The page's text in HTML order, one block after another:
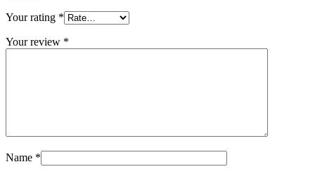
Your rating *
Your review *
Name *